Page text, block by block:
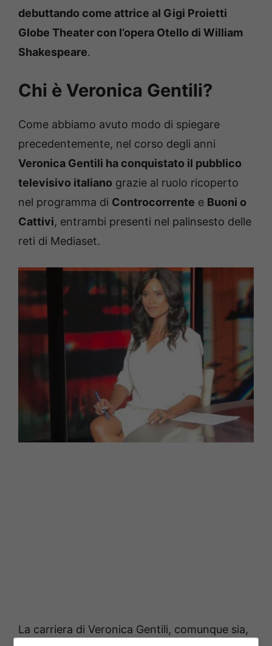
debuttando come attrice al Gigi Proietti
Globe Theater con l’opera Otello di William
Shakespeare.
Chi è Veronica Gentili?
Come abbiamo avuto modo di spiegare
precedentemente, nel corso degli anni
Veronica Gentili ha conquistato il pubblico
televisivo italiano grazie al ruolo ricoperto
nel programma di Controcorrente e Buoni o
Cattivi, entrambi presenti nel palinsesto delle
reti di Mediaset.
La carriera di Veronica Gentili, comunque sia,